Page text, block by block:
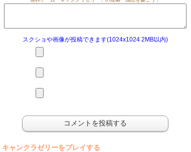
スクショや画像が投稿できます(1024x1024 2MB以内)
キャンクラゼリーをプレイする